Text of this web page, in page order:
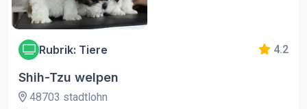
Rubrik: Tiere 4.2
Shih-Tzu welpen
48703 stadtlohn